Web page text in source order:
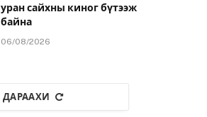
уран сайхны киног бүтээж
байна
06/08/2026
ДАРААХИ